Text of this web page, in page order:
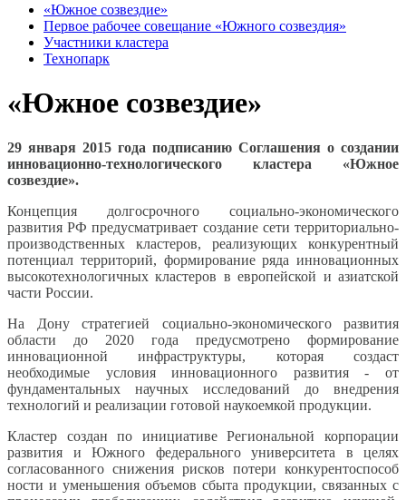
«Южное созвездие»
Первое рабочее совещание «Южного созвездия»
Участники кластера
Технопарк
«Южное созвездие»
29 января 2015 года подписанию Соглашения о создании
инновационно-технологического кластера «Южное
созвездие».
Концепция долгосрочного социально-экономического
развития РФ предусматривает создание сети территориально-
производственных кластеров, реализующих конкурентный
потенциал территорий, формирование ряда инновационных
высокотехнологичных кластеров в европейской и азиатской
части России.
На Дону стратегией социально-экономического развития
области до 2020 года предусмотрено формирование
инновационной инфраструктуры, которая создаст
необходимые условия инновационного развития - от
фундаментальных научных исследований до внедрения
технологий и реализации готовой наукоемкой продукции.
Кластер создан по инициативе Региональной корпорации
развития и Южного федерального университета в целях
согласованного снижения рисков потери конкурентоспособ
ности и уменьшения объемов сбыта продукции, связанных с